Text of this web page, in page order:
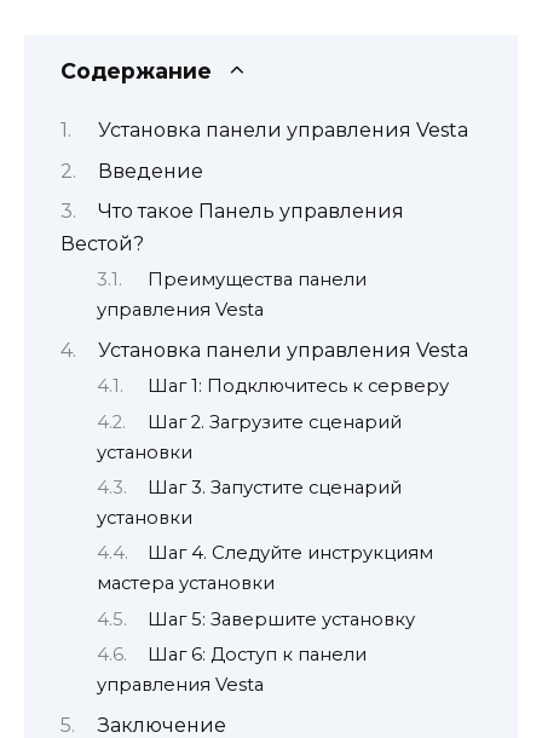
Содержание
Установка панели управления Vesta
Введение
Что такое Панель управления
Вестой?
Преимущества панели
управления Vesta
Установка панели управления Vesta
Шаг 1: Подключитесь к серверу
Шаг 2. Загрузите сценарий
установки
Шаг 3. Запустите сценарий
установки
Шаг 4. Следуйте инструкциям
мастера установки
Шаг 5: Завершите установку
Шаг 6: Доступ к панели
управления Vesta
Заключение